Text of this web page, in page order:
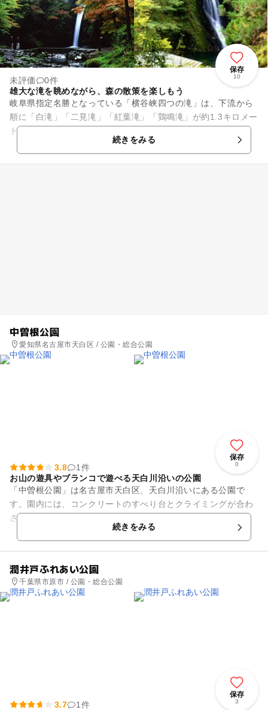
保存
10
未評価
0件
雄大な滝を眺めながら、森の散策を楽しもう
岐阜県指定名勝となっている「横谷峡四つの滝」は、下流から
順に「白滝」「二見滝」「紅葉滝」「鶏鳴滝」が約1.3キロメー
トルの間に点在し、それぞれに個性ある滝の織り成すコントラ
ストが楽しめる自然景観...続きをみる
中曽根公園
愛知県名古屋市天白区 / 公園・総合公園
保存
0
3.8
1件
お山の遊具やブランコで遊べる天白川沿いの公園
「中曽根公園」は名古屋市天白区、天白川沿いにある公園で
す。園内には、コンクリートのすべり台とクライミングが合わ
さった山型の遊具と、バスケットタイプのブランコと通常のブ
ランコが1基ずつ、象形遊具、...
続きをみる
潤井戸ふれあい公園
千葉県市原市 / 公園・総合公園
保存
3
3.7
1件